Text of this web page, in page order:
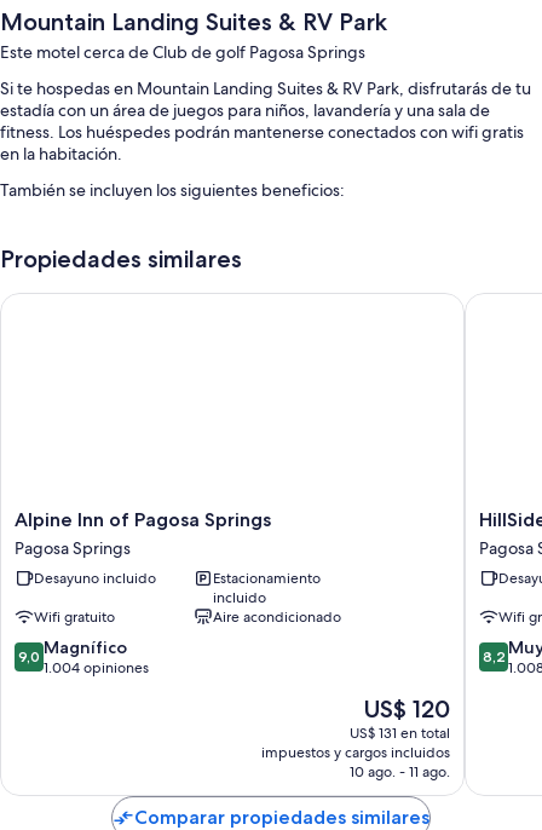
Mountain Landing Suites & RV Park
Este motel cerca de Club de golf Pagosa Springs
Si te hospedas en Mountain Landing Suites & RV Park, disfrutarás de tu
estadía con un área de juegos para niños, lavandería y una sala de
fitness. Los huéspedes podrán mantenerse conectados con wifi gratis
en la habitación.
También se incluyen los siguientes beneficios:
Un área de parrillas a gas, una mesa de ping pong y muebles de
habitaciones:
Calefacción y ventiladores de techo
Baños con bañeras con ducha y artículos de tocador gratuitos
Smart TV con canales de televisión vía satélite
Armarios o vestidores, áreas de comedor independientes y cocinas
Propiedades similares
Alpine
Inn
of
Pagosa
Pagosa
Springs
Alpine Inn of Pagosa Springs
Pagosa Springs
Desayuno incluido
Estacionamiento
incluido
Wifi gratuito
Aire acondicionado
9.0
de
9,0 Magnífico
1.004 opiniones
El
precio
actual
es
de
US$ 120
US$ 120
US$ 131 en total
impuestos y cargos incluidos
10 ago. - 11 ago.
Alpine Inn of Pagosa Springs
HillSide
Inn
Pagosa
Springs
Pagosa
Wifi
8.2
de
8,2
HillSide
Comparar propiedades similares